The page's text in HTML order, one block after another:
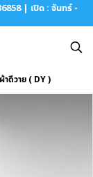
| เปิด : จันทร์ -
าดีวาย ( DY )